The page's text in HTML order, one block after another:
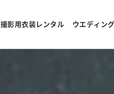
撮影用衣装レンタル ウエディング